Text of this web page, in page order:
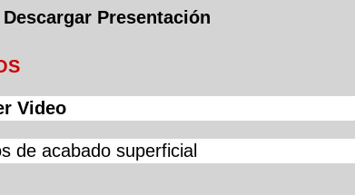
Presentación
Video
de acabado superficial